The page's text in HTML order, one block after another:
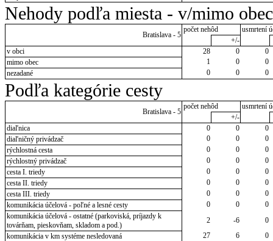
Nehody podľa miesta - v/mimo obec
Bratislava - 5
počet nehôd
usmrtení
+/-
v obci
28 0
0
mimo obec
1 0
0
nezadané
0 0 0
Podľa kategórie cesty
Bratislava - 5
počet nehôd
usmrtení
+/-
diaľnica
0 0
0
diaľničný privádzač
0 0
0
rýchlostná cesta
0 0
0
rýchlostný privádzač
0 0
0
cesta I. triedy
0 0
0
cesta II. triedy
0 0
0
cesta III. triedy
0 0
0
komunikácia účelová - poľné a lesné cesty
0 0
0
komunikácia účelová - ostatné (parkoviská, príjazdy k
továrňam, pieskovňam, skladom a pod.)
2 -6
0
komunikácia v km systéme nesledovaná
27 6
0